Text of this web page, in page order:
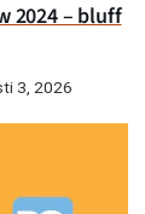
2024 – bluff
3, 2026